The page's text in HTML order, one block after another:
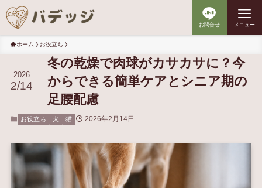
お問合せ メニュー
ホーム お役立ち
冬の乾燥で肉球がカサカサに？今
からできる簡単ケアとシニア期の
足腰配慮
2026
2/14
お役立ち 犬 猫 2026年2月14日